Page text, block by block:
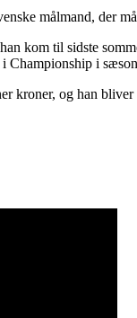
målmand, der
kom til sidste
Championship i
og han